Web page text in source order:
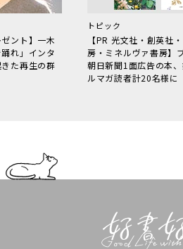
ント】一木
れ」インタ
た再生の群
トピック
【PR 光文社・創英社
房・ミネルヴァ書房】
朝日新聞1面広告の本
ルマガ読者計20名様に